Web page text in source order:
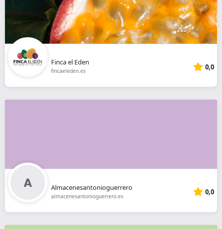
Finca el Eden
fincaeleden.es 0,0
Almacenesantonioguerrero
almacenesantonioguerrero.es 0,0